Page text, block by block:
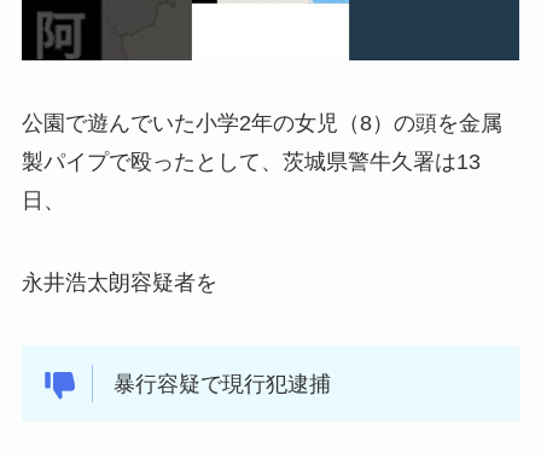
公園で遊んでいた小学2年の女児（8）の頭を金属
製パイプで殴ったとして、茨城県警牛久署は13
日、
永井浩太朗容疑者を
暴行容疑で現行犯逮捕